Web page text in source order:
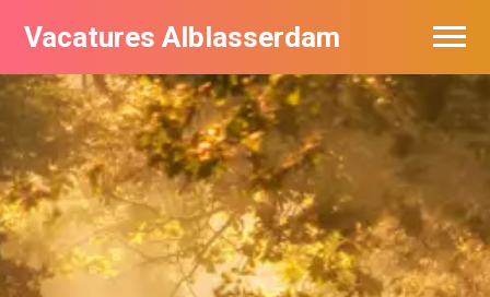
Vacatures Alblasserdam
Vacatures per bedrijf in Alblasserdam
De populairste vacatures in Alblasserdam